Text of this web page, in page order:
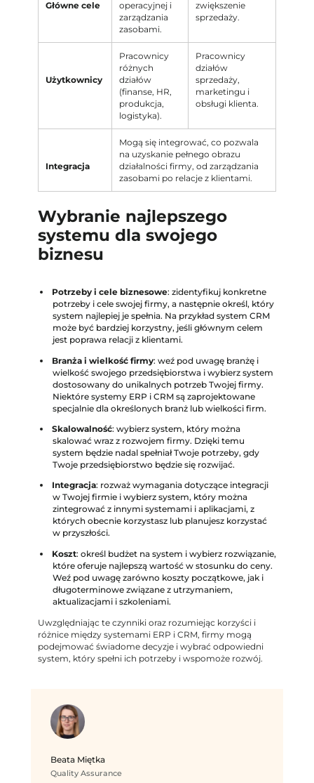
Główne cele
operacyjnej i
zarządzania
zasobami.
zwiększenie
sprzedaży.
Użytkownicy
Pracownicy
różnych
działów
(finanse, HR,
produkcja,
logistyka).
Pracownicy
działów
sprzedaży,
marketingu i
obsługi klienta.
Integracja
Mogą się integrować, co pozwala
na uzyskanie pełnego obrazu
działalności firmy, od zarządzania
zasobami po relacje z klientami.
Wybranie najlepszego
systemu dla swojego
biznesu
Potrzeby i cele biznesowe: zidentyfikuj konkretne
potrzeby i cele swojej firmy, a następnie określ, który
system najlepiej je spełnia. Na przykład system CRM
może być bardziej korzystny, jeśli głównym celem
jest poprawa relacji z klientami.
Branża i wielkość firmy: weź pod uwagę branżę i
wielkość swojego przedsiębiorstwa i wybierz system
dostosowany do unikalnych potrzeb Twojej firmy.
Niektóre systemy ERP i CRM są zaprojektowane
specjalnie dla określonych branż lub wielkości firm.
Skalowalność: wybierz system, który można
skalować wraz z rozwojem firmy. Dzięki temu
system będzie nadal spełniał Twoje potrzeby, gdy
Twoje przedsiębiorstwo będzie się rozwijać.
Integracja: rozważ wymagania dotyczące integracji
w Twojej firmie i wybierz system, który można
zintegrować z innymi systemami i aplikacjami, z
których obecnie korzystasz lub planujesz korzystać
w przyszłości.
Koszt: określ budżet na system i wybierz rozwiązanie,
które oferuje najlepszą wartość w stosunku do ceny.
Weź pod uwagę zarówno koszty początkowe, jak i
długoterminowe związane z utrzymaniem,
aktualizacjami i szkoleniami.
Uwzględniając te czynniki oraz rozumiejąc korzyści i
różnice między systemami ERP i CRM, firmy mogą
podejmować świadome decyzje i wybrać odpowiedni
system, który spełni ich potrzeby i wspomoże rozwój.
Beata Miętka
Quality Assurance